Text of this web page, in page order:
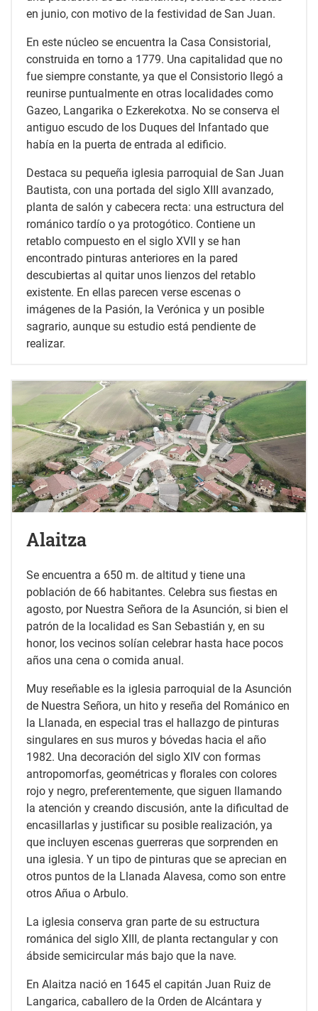
en junio, con motivo de la festividad de San Juan.
En este núcleo se encuentra la Casa Consistorial,
construida en torno a 1779. Una capitalidad que no
fue siempre constante, ya que el Consistorio llegó a
reunirse puntualmente en otras localidades como
Gazeo, Langarika o Ezkerekotxa. No se conserva el
antiguo escudo de los Duques del Infantado que
había en la puerta de entrada al edificio.
Destaca su pequeña iglesia parroquial de San Juan
Bautista, con una portada del siglo XIII avanzado,
planta de salón y cabecera recta: una estructura del
románico tardío o ya protogótico. Contiene un
retablo compuesto en el siglo XVII y se han
encontrado pinturas anteriores en la pared
descubiertas al quitar unos lienzos del retablo
existente. En ellas parecen verse escenas o
imágenes de la Pasión, la Verónica y un posible
sagrario, aunque su estudio está pendiente de
realizar.
Alaitza
Se encuentra a 650 m. de altitud y tiene una
población de 66 habitantes. Celebra sus fiestas en
agosto, por Nuestra Señora de la Asunción, si bien el
patrón de la localidad es San Sebastián y, en su
honor, los vecinos solían celebrar hasta hace pocos
años una cena o comida anual.
Muy reseñable es la iglesia parroquial de la Asunción
de Nuestra Señora, un hito y reseña del Románico en
la Llanada, en especial tras el hallazgo de pinturas
singulares en sus muros y bóvedas hacia el año
1982. Una decoración del siglo XIV con formas
antropomorfas, geométricas y florales con colores
rojo y negro, preferentemente, que siguen llamando
la atención y creando discusión, ante la dificultad de
encasillarlas y justificar su posible realización, ya
que incluyen escenas guerreras que sorprenden en
una iglesia. Y un tipo de pinturas que se aprecian en
otros puntos de la Llanada Alavesa, como son entre
otros Añua o Arbulo.
La iglesia conserva gran parte de su estructura
románica del siglo XIII, de planta rectangular y con
ábside semicircular más bajo que la nave.
En Alaitza nació en 1645 el capitán Juan Ruiz de
Langarica, caballero de la Orden de Alcántara y